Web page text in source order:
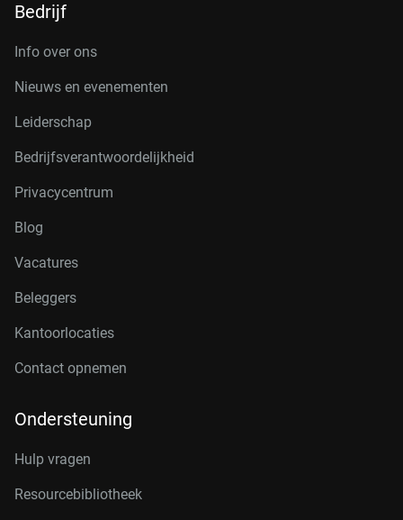
Bedrijf
Info over ons
Nieuws en evenementen
Leiderschap
Bedrijfsverantwoordelijkheid
Privacycentrum
Blog
Vacatures
Beleggers
Kantoorlocaties
Contact opnemen
Ondersteuning
Hulp vragen
Resourcebibliotheek